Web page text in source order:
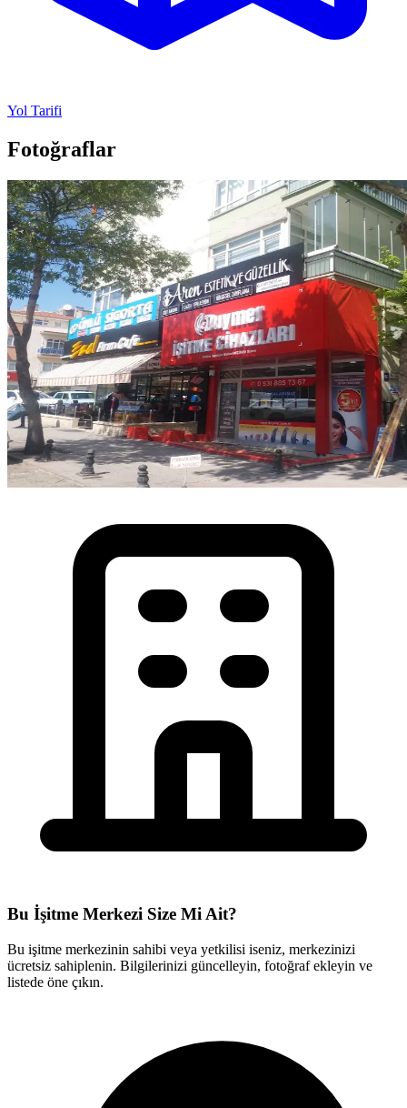
Yol Tarifi
Fotoğraflar
Bu İşitme Merkezi Size Mi Ait?
Bu işitme merkezinin sahibi veya yetkilisi iseniz, merkezinizi
ücretsiz sahiplenin. Bilgilerinizi güncelleyin, fotoğraf ekleyin ve
listede öne çıkın.